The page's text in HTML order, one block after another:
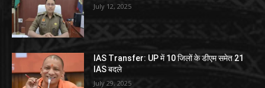
July 12, 2025
IAS Transfer: UP में 10 जिलों के डीएम समेत 21
IAS बदले
July 29, 2025